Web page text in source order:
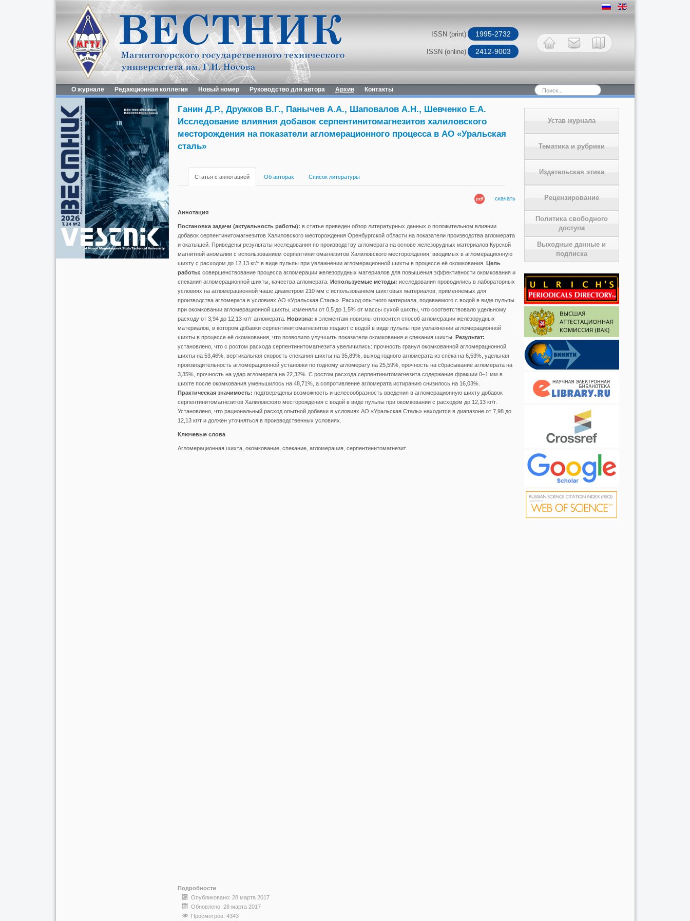
ISSN (print) 1995-2732
ISSN (online) 2412-9003
О журнале Редакционная коллегия Новый номер Руководство для автора Архив Контакты Искать...
Устав журнала
Тематика и рубрики
Издательская этика
Рецензирование
Политика свободного
доступа
Выходные данные и
подписка
Ганин Д.Р., Дружков В.Г., Панычев А.А., Шаповалов А.Н., Шевченко Е.А.
Исследование влияния добавок серпентинитомагнезитов халиловского
месторождения на показатели агломерационного процесса в АО «Уральская
сталь»
Статья с аннотацией Об авторах Список литературы
скачать
Аннотация
Постановка задачи (актуальность работы): в статье приведен обзор литературных данных о положительном влиянии
добавок серпентинитомагнезитов Халиловского месторождения Оренбургской области на показатели производства агломерата
и окатышей. Приведены результаты исследования по производству агломерата на основе железорудных материалов Курской
магнитной аномалии с использованием серпентинитомагнезитов Халиловского месторождения, вводимых в агломерационную
шихту с расходом до 12,13 кг/т в виде пульпы при увлажнении агломерационной шихты в процессе её окомкования. Цель
работы: совершенствование процесса агломерации железорудных материалов для повышения эффективности окомкования и
спекания агломерационной шихты, качества агломерата. Используемые методы: исследования проводились в лабораторных
условиях на агломерационной чаше диаметром 210 мм с использованием шихтовых материалов, применяемых для
производства агломерата в условиях АО «Уральская Сталь». Расход опытного материала, подаваемого с водой в виде пульпы
при окомковании агломерационной шихты, изменяли от 0,5 до 1,5% от массы сухой шихты, что соответствовало удельному
расходу от 3,94 до 12,13 кг/т агломерата. Новизна: к элементам новизны относится способ агломерации железорудных
материалов, в котором добавки серпентинитомагнезитов подают с водой в виде пульпы при увлажнении агломерационной
шихты в процессе её окомкования, что позволило улучшить показатели окомкования и спекания шихты. Результат:
установлено, что с ростом расхода серпентинитомагнезита увеличились: прочность гранул окомкованной агломерационной
шихты на 53,46%, вертикальная скорость спекания шихты на 35,89%, выход годного агломерата из спёка на 6,53%, удельная
производительность агломерационной установки по годному агломерату на 25,59%, прочность на сбрасывание агломерата на
3,35%, прочность на удар агломерата на 22,32%. С ростом расхода серпентинитомагнезита содержание фракции 0–1 мм в
шихте после окомкования уменьшилось на 48,71%, а сопротивление агломерата истиранию снизилось на 16,03%.
Практическая значимость: подтверждены возможность и целесообразность введения в агломерационную шихту добавок
серпентинитомагнезитов Халиловского месторождения с водой в виде пульпы при окомковании с расходом до 12,13 кг/т.
Установлено, что рациональный расход опытной добавки в условиях АО «Уральская Сталь» находится в диапазоне от 7,98 до
12,13 кг/т и должен уточняться в производственных условиях.
Ключевые слова
Агломерационная шихта, окомкование, спекание, агломерация, серпентинитомагнезит.
Подробности
Опубликовано: 28 марта 2017
Обновлено: 28 марта 2017
Просмотров: 4343